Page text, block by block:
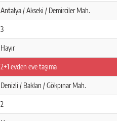
Antalya / Akseki / Demirciler Mah.
3
Hayır
2+1 evden eve taşıma
Denizli / Baklan / Gökpınar Mah.
2